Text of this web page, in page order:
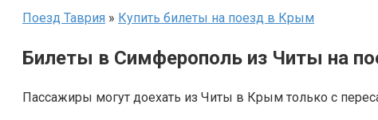
Поезд Таврия » Купить билеты на поезд в Крым
Билеты в Симферополь из Читы на
Пассажиры могут доехать из Читы в Крым только с